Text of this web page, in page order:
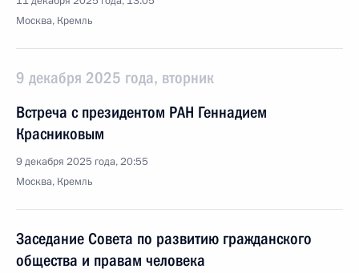
Москва, Кремль
9 декабря 2025 года, вторник
Встреча с президентом РАН Геннадием
Красниковым
9 декабря 2025 года, 20:55
Москва, Кремль
Заседание Совета по развитию гражданского
общества и правам человека